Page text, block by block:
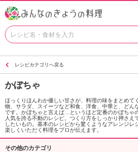
お
い
を
見
つ
け
よ
レシピカテゴリへ戻る
かぼちゃ
ほっくりほんわか優しい甘さが、料理の味をまとめて
物、サラダ、スイーツなど和食、洋食、中華と、どん
です。かぼちゃと言えば…というほど定番のかぼちゃ
人気を誇る不動のレシピ。つくり方をしっかり押さえ
したいもの。基本のレシピから驚くようなアレンジレ
楽しくいただく料理をプロが伝えます。
その他のカテゴリ